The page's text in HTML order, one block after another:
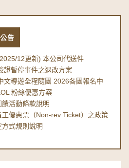
告
12更新) 本公司代送件
證暫停事件之退改方案
文導遊全程隨團 2026各團報名中
粉絲優惠方案
饋活動條款說明
工優惠票（Non-rev Ticket）之政策
式規則說明